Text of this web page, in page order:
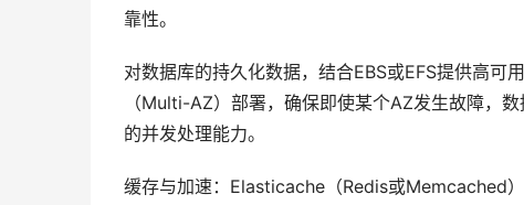
靠性。
对数据库的持久化数据，结合EBS或EFS提供高可
（Multi-AZ）部署，确保即使某个AZ发生故障，
的并发处理能力。
缓存与加速：Elasticache（Redis或Memcached